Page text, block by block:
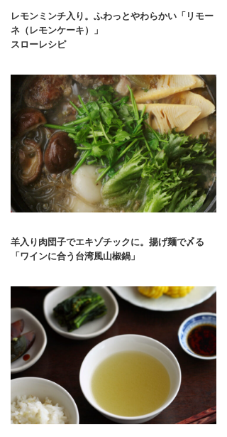
レモンミンチ入り。ふわっとやわらかい「リモー
ネ（レモンケーキ）」
スローレシピ
羊入り肉団子でエキゾチックに。揚げ麺で〆る
「ワインに合う台湾風山椒鍋」